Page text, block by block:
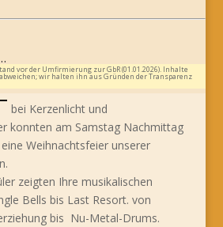
vor der Umfirmierung zur GbR (01.01.2026). Inhalte
abweichen; wir halten ihn aus Gründen der Transparenz
bei Kerzenlicht und
konnten am Samstag Nachmittag
Weihnachtsfeier unserer
zeigten Ihre musikalischen
Bells bis Last Resort. von
bis Nu-Metal-Drums.